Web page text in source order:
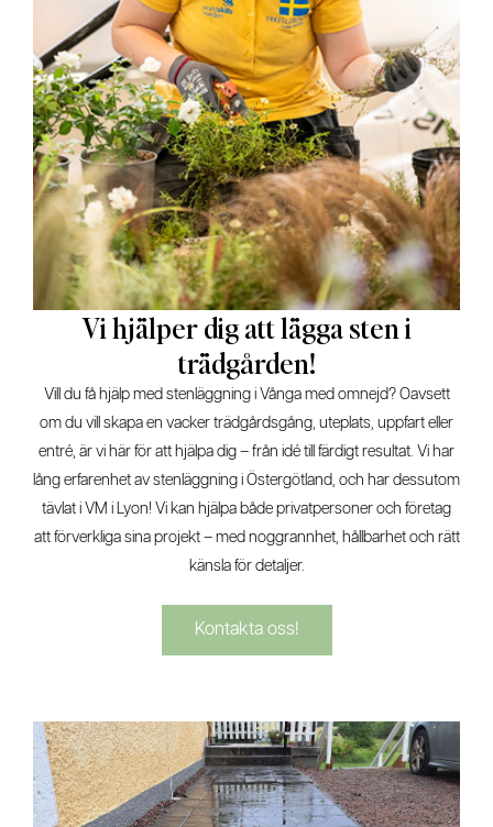
Vi hjälper dig att lägga sten i
trädgården!
Vill du få hjälp med stenläggning i Vånga med omnejd? Oavsett
om du vill skapa en vacker trädgårdsgång, uteplats, uppfart eller
entré, är vi här för att hjälpa dig – från idé till färdigt resultat. Vi har
lång erfarenhet av stenläggning i Östergötland, och har dessutom
tävlat i VM i Lyon! Vi kan hjälpa både privatpersoner och företag
att förverkliga sina projekt – med noggrannhet, hållbarhet och rätt
känsla för detaljer.
Kontakta oss!